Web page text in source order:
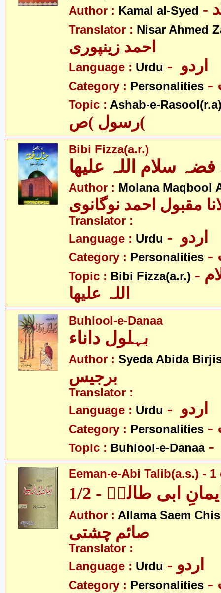
Author : Kamal al-Syed
Translator : Nisar Ahmed
احمد زینپوری
Language : Urdu
Category : Personalities
Topic : Ashab-e-
رسول )ص(
Bibi Fizza(a.r.)
سلام اللہ علیھا
Author : Molana Maqbool
مقبول احمد نوگانوی
Translator :
Language : Urdu
Category : Personalities
Topic : Bibi Fizza(a.r.) - بی بی فضہ سلام
اللہ علیھا
Buhlool-e-Danaa
Author : Syeda Abida
برجیس
Translator :
Language : Urdu
Category : Personalities
Topic : Buhlool-e-Danaa
Eeman-e-Abi Talib(a.s.) - 1
ابی طالبؑ - 1/2
Author : Allama Saem
صائم چشتی
Translator :
Language : Urdu - اردو
Category : Personalities